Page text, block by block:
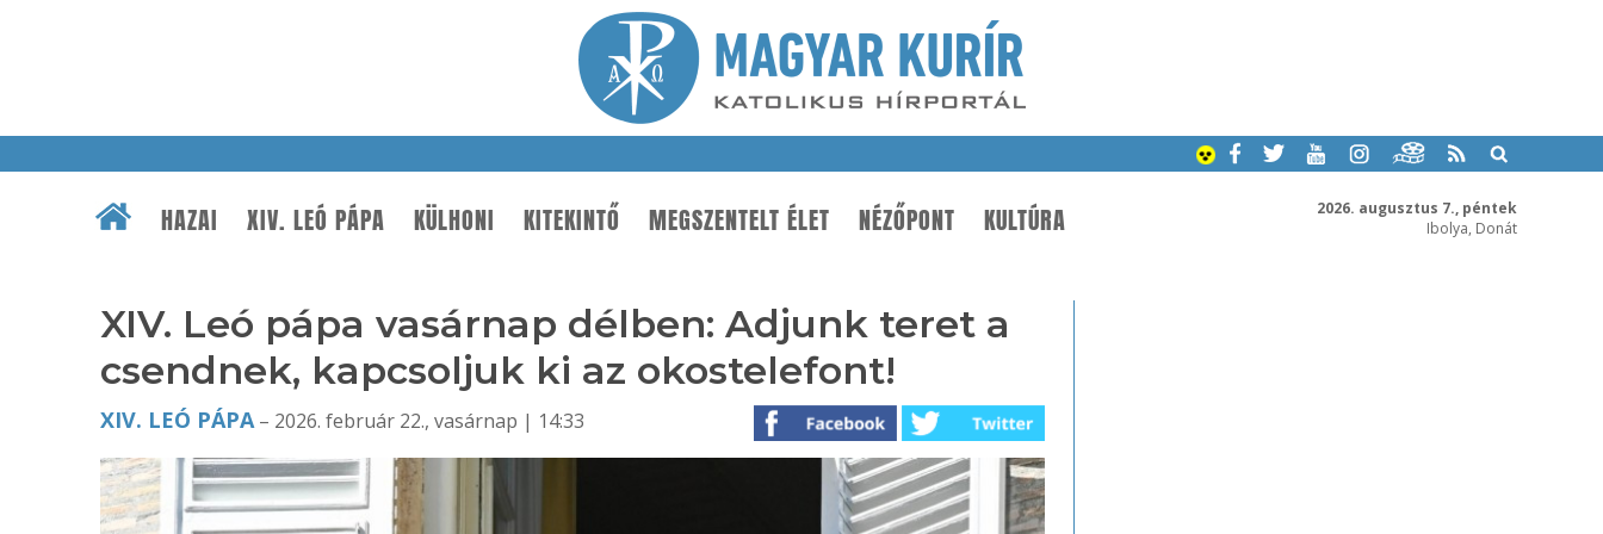
2026. augusztus 7., péntek
Ibolya, Donát
HAZAI XIV. LEÓ PÁPA KÜLHONI KITEKINTŐ MEGSZENTELT ÉLET NÉZŐPONT KULTÚRA
XIV. Leó pápa vasárnap délben: Adjunk teret a
csendnek, kapcsoljuk ki az okostelefont!
XIV. LEÓ PÁPA– 2026. február 22., vasárnap | 14:33